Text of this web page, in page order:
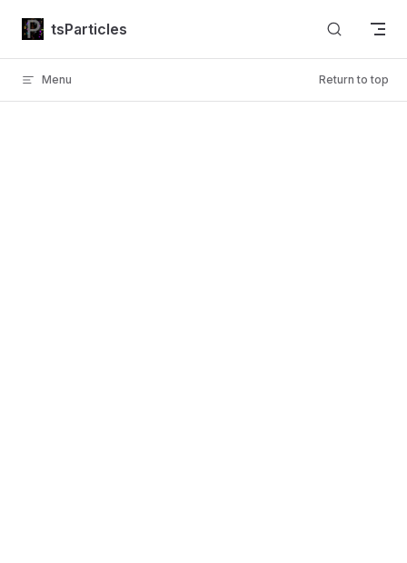
Skip to content
tsParticles
Menu Return to top